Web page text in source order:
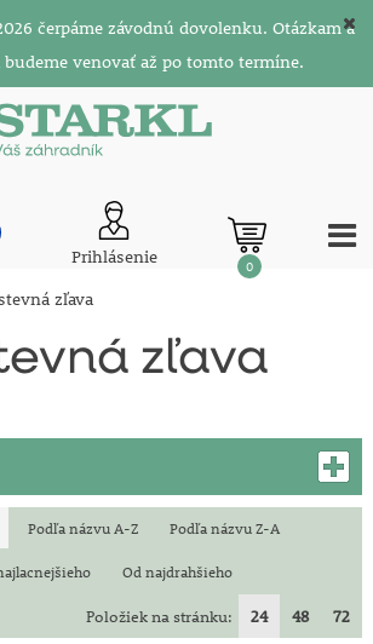
čerpáme závodnú dovolenku. Otázkam a
venovať až po tomto termíne.
Prihlásenie 0
zľava
zľava
Podľa názvu A-Z Podľa názvu Z-A
Od najdrahšieho
Položiek na stránku: 24 48 72